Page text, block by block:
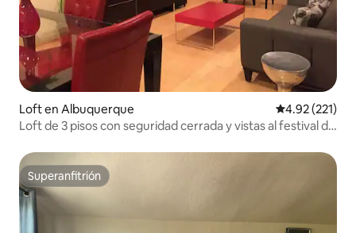
Loft en Albuquerque Calificación
4.92 (221)
Loft de 3 pisos con seguridad cerrada y vistas al festival de
Superanfitrión
Superanfitrión